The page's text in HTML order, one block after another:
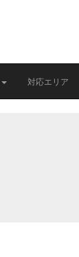
対応エリア